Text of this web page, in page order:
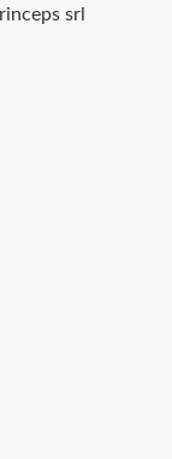
srl